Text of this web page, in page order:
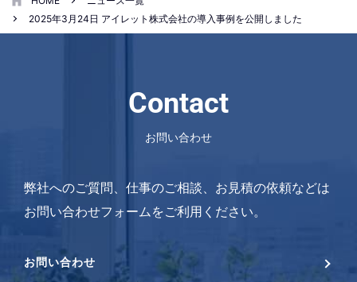
2025年3月24日 アイレット株式会社の導入事例を公開しました
Contact
お問い合わせ
弊社へのご質問、仕事のご相談、お見積の依頼などは
お問い合わせフォームをご利用ください。
お問い合わせ